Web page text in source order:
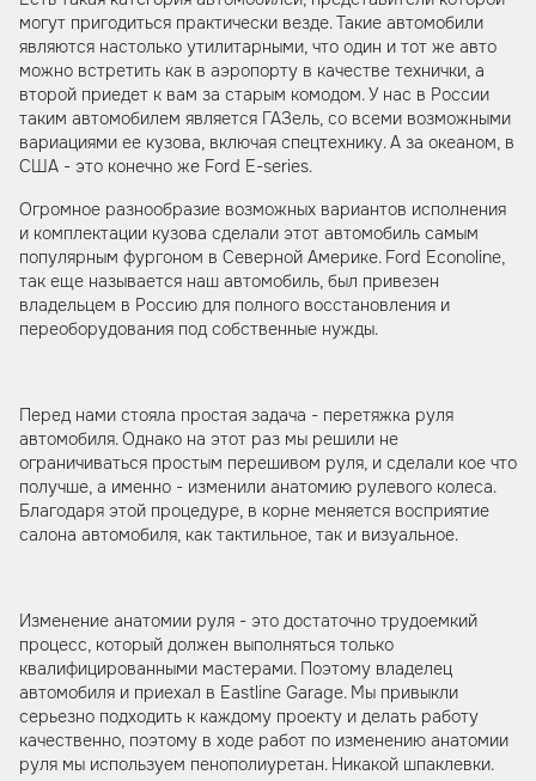
могут пригодиться практически везде. Такие автомобили
являются настолько утилитарными, что один и тот же авто
можно встретить как в аэропорту в качестве технички, а
второй приедет к вам за старым комодом. У нас в России
таким автомобилем является ГАЗель, со всеми возможными
вариациями ее кузова, включая спецтехнику. А за океаном, в
США - это конечно же Ford E-series.
Огромное разнообразие возможных вариантов исполнения
и комплектации кузова сделали этот автомобиль самым
популярным фургоном в Северной Америке. Ford Econoline,
так еще называется наш автомобиль, был привезен
владельцем в Россию для полного восстановления и
переоборудования под собственные нужды.
Перед нами стояла простая задача - перетяжка руля
автомобиля. Однако на этот раз мы решили не
ограничиваться простым перешивом руля, и сделали кое что
получше, а именно - изменили анатомию рулевого колеса.
Благодаря этой процедуре, в корне меняется восприятие
салона автомобиля, как тактильное, так и визуальное.
Изменение анатомии руля - это достаточно трудоемкий
процесс, который должен выполняться только
квалифицированными мастерами. Поэтому владелец
автомобиля и приехал в Eastline Garage. Мы привыкли
серьезно подходить к каждому проекту и делать работу
качественно, поэтому в ходе работ по изменению анатомии
руля мы используем пенополиуретан. Никакой шпаклевки.